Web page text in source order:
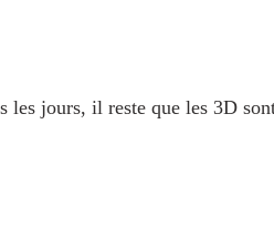
les jours, il reste que les 3D